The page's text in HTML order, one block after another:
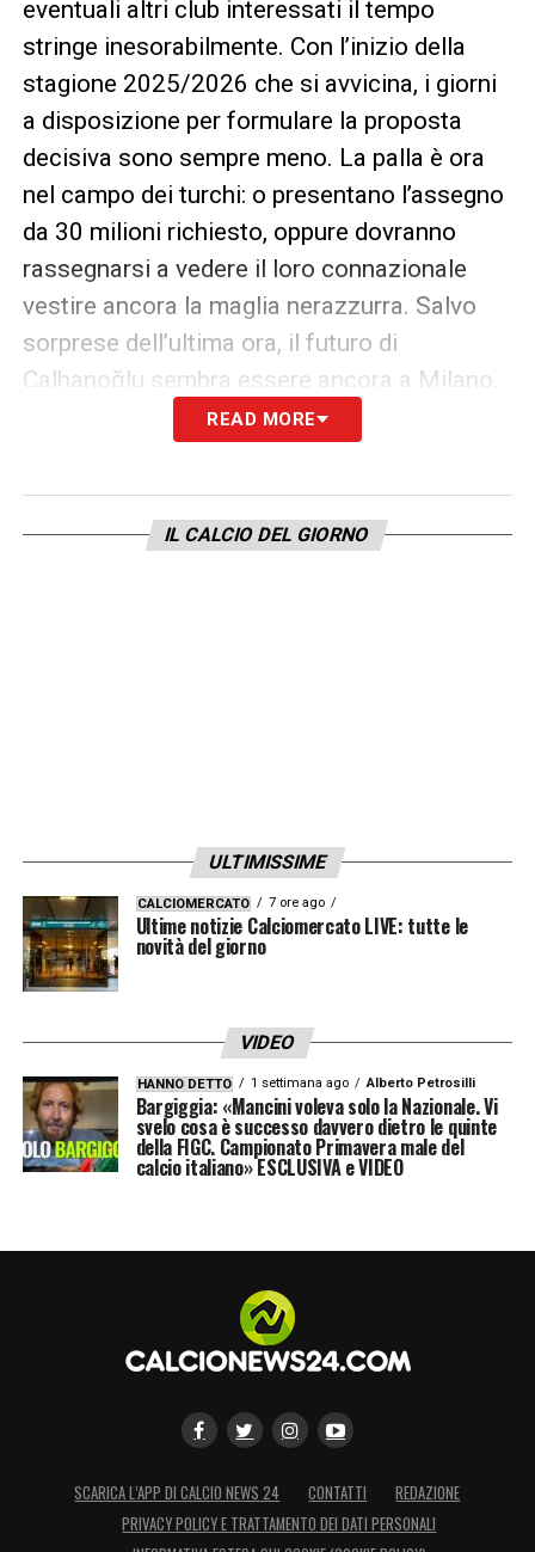
eventuali altri club interessati il tempo
stringe inesorabilmente. Con l’inizio della
stagione 2025/2026 che si avvicina, i giorni
a disposizione per formulare la proposta
decisiva sono sempre meno. La palla è ora
nel campo dei turchi: o presentano l’assegno
da 30 milioni richiesto, oppure dovranno
rassegnarsi a vedere il loro connazionale
vestire ancora la maglia nerazzurra. Salvo
sorprese dell’ultima ora, il futuro di
Çalhanoğlu sembra essere ancora a Milano.
READ MORE
IL CALCIO DEL GIORNO
ULTIMISSIME
CALCIOMERCATO 7 ore ago
Ultime notizie Calciomercato LIVE: tutte le
novità del giorno
VIDEO
HANNO DETTO 1 settimana ago Alberto Petrosilli
Bargiggia: «Mancini voleva solo la Nazionale. Vi
svelo cosa è successo davvero dietro le quinte
della FIGC. Campionato Primavera male del
calcio italiano» ESCLUSIVA e VIDEO
SCARICA L’APP DI CALCIO NEWS 24 CONTATTI
REDAZIONE
PRIVACY POLICY E TRATTAMENTO DEI DATI PERSONALI